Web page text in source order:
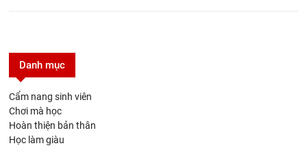
Danh mục
Cẩm nang sinh viên
Chơi mà học
Hoàn thiện bản thân
Học làm giàu